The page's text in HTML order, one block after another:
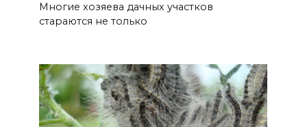
Многие хозяева дачных участков
стараются не только